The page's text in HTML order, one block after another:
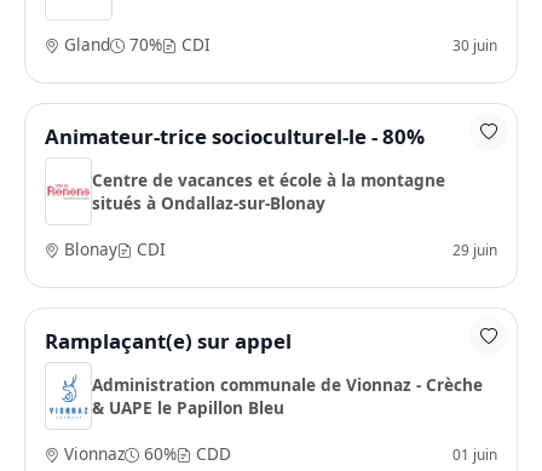
Gland 70% CDI 30 juin
Animateur-trice socioculturel-le - 80%
Centre de vacances et école à la montagne
situés à Ondallaz-sur-Blonay
Blonay
CDI 29 juin
Ramplaçant(e) sur appel
Administration communale de Vionnaz - Crèche
& UAPE le Papillon Bleu
Vionnaz
60% CDD 01 juin